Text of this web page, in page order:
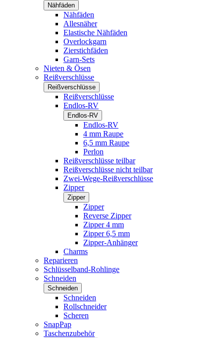
Nähfäden
Nähfäden
Allesnäher
Elastische Nähfäden
Overlockgarn
Zierstichfäden
Garn-Sets
Nieten & Ösen
Reißverschlüsse
Reißverschlüsse
Reißverschlüsse
Endlos-RV
Endlos-RV
Endlos-RV
4 mm Raupe
6,5 mm Raupe
Perlon
Reißverschlüsse teilbar
Reißverschlüsse nicht teilbar
Zwei-Wege-Reißverschlüsse
Zipper
Zipper
Zipper
Reverse Zipper
Zipper 4 mm
Zipper 6,5 mm
Zipper-Anhänger
Charms
Reparieren
Schlüsselband-Rohlinge
Schneiden
Schneiden
Schneiden
Rollschneider
Scheren
SnapPap
Taschenzubehör